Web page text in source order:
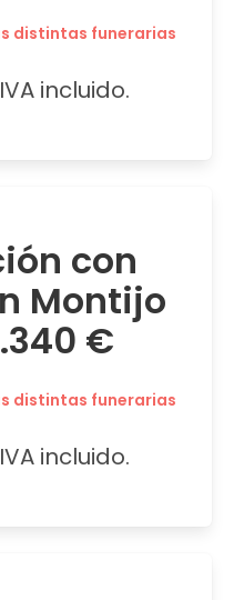
distintas funerarias
incluido.
con
Montijo
€
distintas funerarias
incluido.